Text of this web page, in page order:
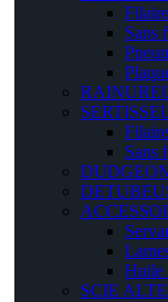
Filaire
Sans
Filaire
Sans
Huile
SCIE